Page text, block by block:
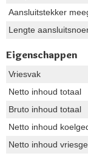
Aansluitstekker
Lengte
Eigenschappen
Vriesvak
Netto inhoud totaal
Bruto inhoud totaal
Netto inhoud
Netto inhoud